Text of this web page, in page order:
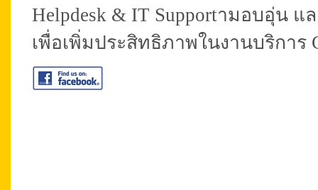
Helpdesk & IT Supportามอบอุ่น
เพื่อเพิ่มประสิทธิภาพในงานบริการ